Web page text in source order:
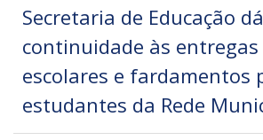
Secretaria de Educação dá
continuidade às
escolares e fardamentos
estudantes da Rede